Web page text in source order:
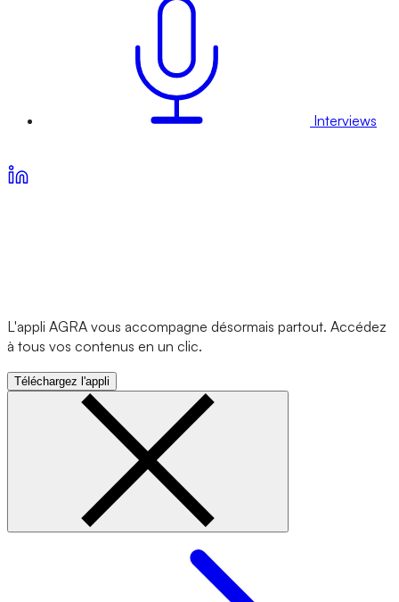
Interviews
L'appli AGRA vous accompagne désormais partout. Accédez
à tous vos contenus en un clic.
Téléchargez l'appli